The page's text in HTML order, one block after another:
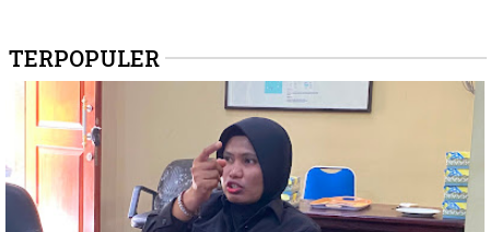
TERPOPULER